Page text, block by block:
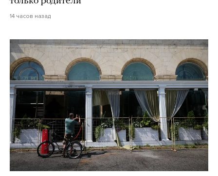
14 часов назад